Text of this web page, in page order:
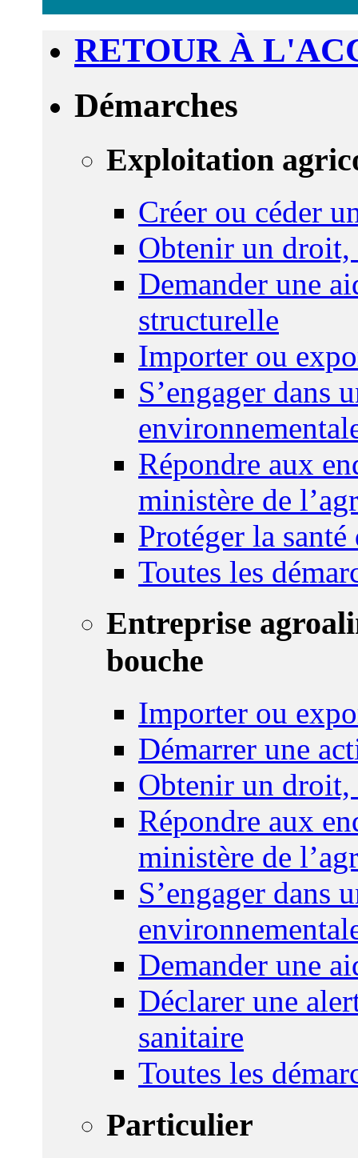
RETOUR À
Démarches
Exploitation
Créer ou céder
Obtenir un droit,
Demander une
structurelle
Importer ou
S’engager dans
Répondre aux
ministère de
Protéger la
Toutes les
Entreprise
bouche
Importer ou
Démarrer une
Obtenir un droit,
Répondre aux
ministère de
S’engager dans
Demander une
Déclarer une
sanitaire
Toutes les
Particulier